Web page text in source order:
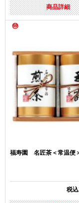
商品詳細
福寿園 名匠茶＜常温便
税込